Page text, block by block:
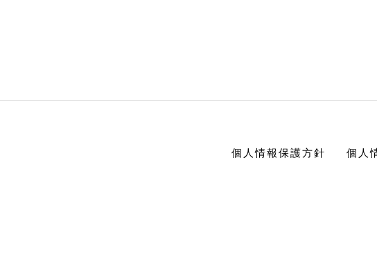
個人情報保護方針 個人